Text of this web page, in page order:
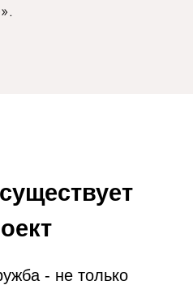
- не только